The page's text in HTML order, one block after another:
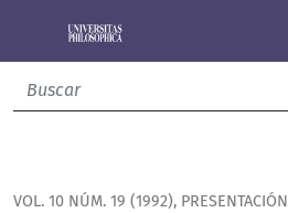
VOL. 10 NÚM. 19 (1992), PRESENTACIÓN